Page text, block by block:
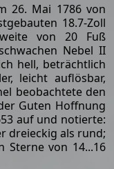
26. Mai 1786 von
18.7-Zoll
von 20 Fuß
Nebel II
hell, beträchtlich
leicht auflösbar,
beobachtete den
Guten Hoffnung
auf und notierte:
dreieckig als rund;
von 14...16